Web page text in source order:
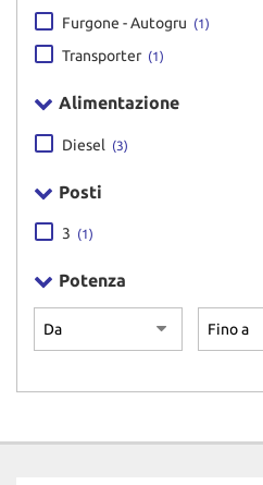
Furgone - Autogru (1)
Transporter (1)
Alimentazione
Diesel (3)
Posti
3 (1)
Potenza